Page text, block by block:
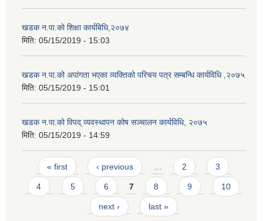
खडक न.पा.को शिक्षा कार्यबिधि,२०७४
मिति: 05/15/2019 - 15:03
खडक न.पा.को अपांगता भएका व्यक्तिको परिचय पत्र सम्बन्धि कार्यविधि ,२०७५
मिति: 05/15/2019 - 15:01
खडक न.पा.को विपद् व्यवस्थापन कोष सञ्चालन कार्यविधि, २०७५
मिति: 05/15/2019 - 14:59
Pages
« first ‹ previous … 2 3
4 5 6 7 8 9 10
next › last »